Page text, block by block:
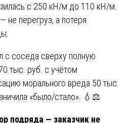
с 250 кН/м до 110 кН/м.
не перегруз, а потеря
с соседа сверху полную
тыс. руб. с учётом
морального вреда 50 тыс.
«было/стало». 💧⚖️
подряда — заказчик не